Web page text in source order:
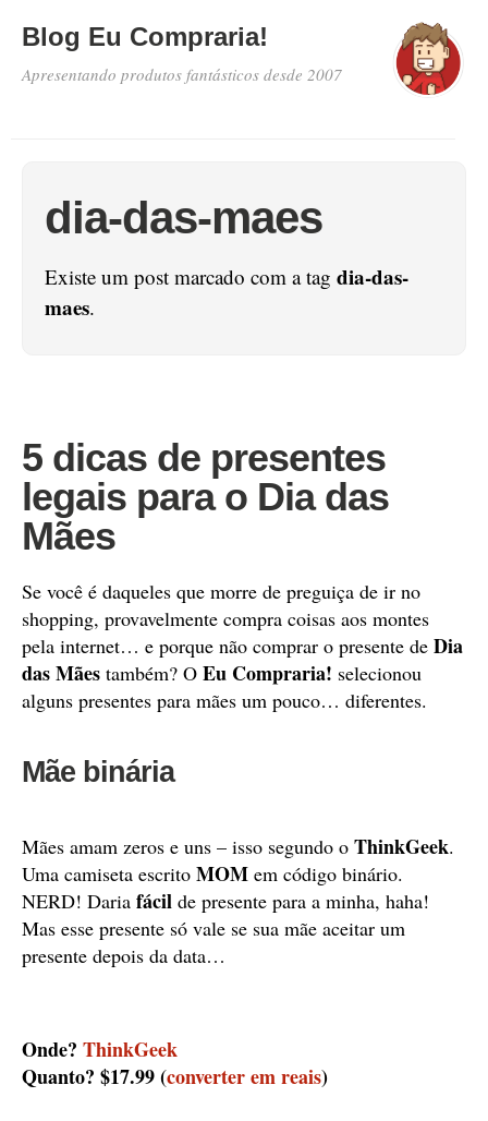
Blog Eu Compraria!
Apresentando produtos fantásticos desde 2007
dia-das-maes
Existe um post marcado com a tag dia-das-
maes.
5 dicas de presentes
legais para o Dia das
Mães
Se você é daqueles que morre de preguiça de ir no
shopping, provavelmente compra coisas aos montes
pela internet… e porque não comprar o presente de Dia
das Mães também? O Eu Compraria! selecionou
alguns presentes para mães um pouco… diferentes.
Mãe binária
Mães amam zeros e uns – isso segundo o ThinkGeek.
Uma camiseta escrito MOM em código binário.
NERD! Daria fácil de presente para a minha, haha!
Mas esse presente só vale se sua mãe aceitar um
presente depois da data…
Onde? ThinkGeek
Quanto? $17.99 (converter em reais)